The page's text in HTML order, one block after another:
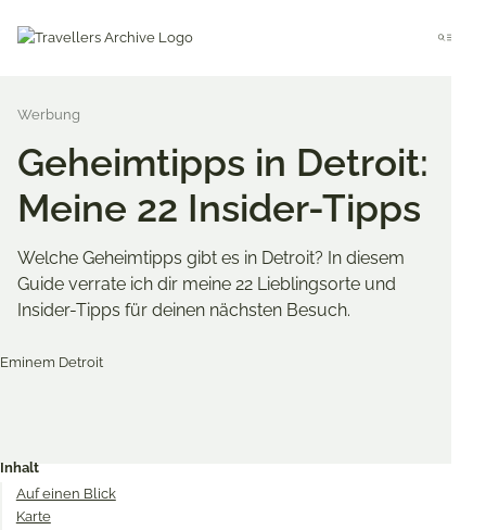
Menu
Geheimtipps in Detroit:
Meine 22 Insider-Tipps
Welche Geheimtipps gibt es in Detroit? In diesem
Guide verrate ich dir meine 22 Lieblingsorte und
Insider-Tipps für deinen nächsten Besuch.
Twitter
Inhalt
Auf einen Blick
Karte